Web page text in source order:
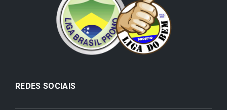
REDES SOCIAIS